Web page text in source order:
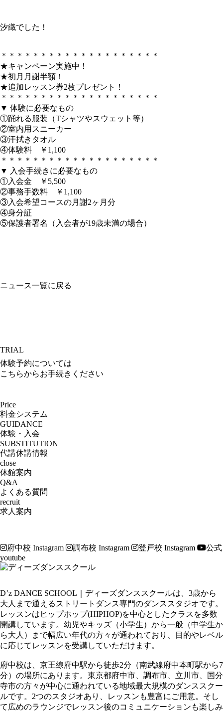
汐織でした！
＊＊＊＊＊＊＊＊＊＊＊＊＊＊＊＊＊＊＊＊
★キャンペーン実施中！
★初月月謝半額！
★追加レッスン券2枚プレゼント！
＊＊＊＊＊＊＊＊＊＊＊＊＊＊＊＊＊＊＊＊
▼ 体験に必要なもの
①踊れる服装（Tシャツやスウェット等）
②室内用スニーカー
③汗拭きタオル
④体験料 ￥1,100
＊＊＊＊＊＊＊＊＊＊＊＊＊＊＊＊＊＊＊＊
▼ 入会手続きに必要なもの
①入会金 ￥5,500
②事務手数料 ￥1,100
③入会希望コースの月謝2ヶ月分
④身分証
⑤保護者署名（入会者が19歳未満の場合）
ニュース一覧に戻る
TRIAL
体験予約については
こちらからお手続きください
Price
料金システム
GUIDANCE
体験・入会
SUBSTITUTION
代講休講情報
close
休館案内
Q&A
よくある質問
recruit
求人案内
府中校 Instagram 調布校 Instagram 登戸校 Instagram
公式
youtube
D’z DANCE SCHOOL｜ディーズダンススクールは、3歳から
大人まで通えるストリートダンス専門のダンススタジオです。
レッスンはヒップホップ(HIPHOP)を中心としたクラスを多数
開講しています。幼児やキッズ（小学生）から一般（中学生か
ら大人）まで幅広い年代の方々が通われており、目的やレベル
に応じてレッスンを受講していただけます。
府中校は、京王線府中駅から徒歩2分（南武線府中本町駅から7
分）の場所にあります。東京都府中市、調布市、立川市、国分
寺市の方々が中心に通われている地域最大規模のダンススクー
ルです。2つのスタジオあり、レッスンも豊富にご用意。そし
て広めのラウンジでレッスン後のコミュニケーションも楽しみ